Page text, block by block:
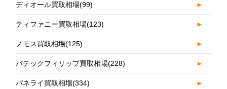
ディオール買取相場(99) ►
ティファニー買取相場(123) ►
ノモス買取相場(125) ►
パテックフィリップ買取相場(228) ►
パネライ買取相場(334) ►